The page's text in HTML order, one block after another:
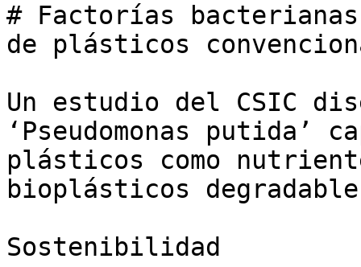
# Factorías
de plásticos
Un estudio del CSIC
‘Pseudomonas
plásticos como
bioplásticos
Sostenibilidad